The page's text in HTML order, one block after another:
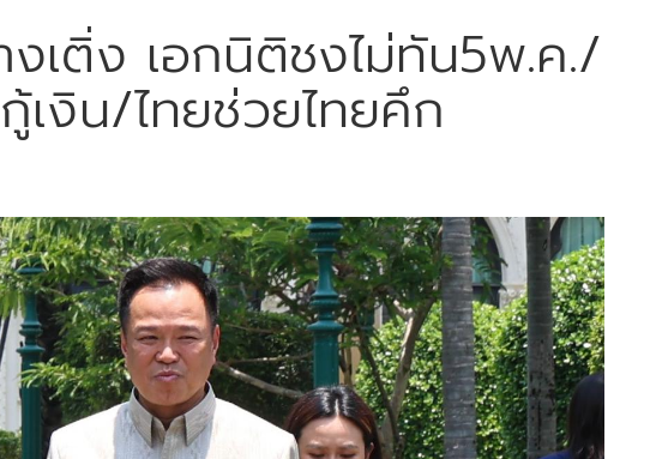
งเติ่ง เอกนิติชงไม่ทัน5พ.ค./
เงิน/ไทยช่วยไทยคึก